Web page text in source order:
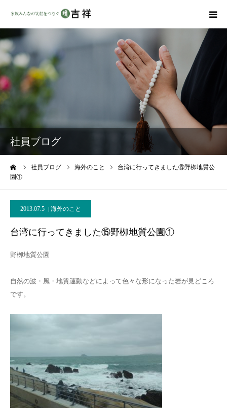
社員ブログ
社員ブログ 海外のこと
台湾に行ってきました⑮野栁地質公
園①
2013.07.5 海外のこと
台湾に行ってきました⑮野栁地質公園①
野栁地質公園
自然の波・風・地質運動などによって色々な形になった岩が見どころ
です。
商品ラインナップ
墓地・霊園を探す
吉祥の特徴